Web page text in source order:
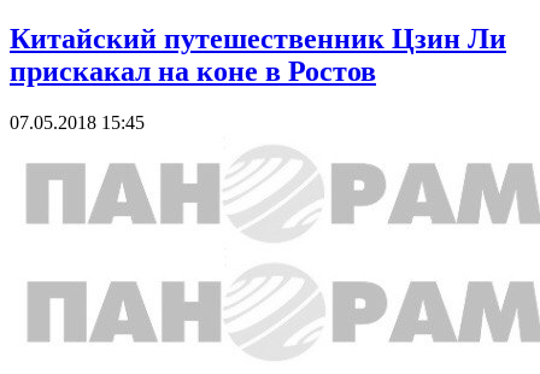
Китайский путешественник Цзин Ли
прискакал на коне в Ростов
07.05.2018 15:45